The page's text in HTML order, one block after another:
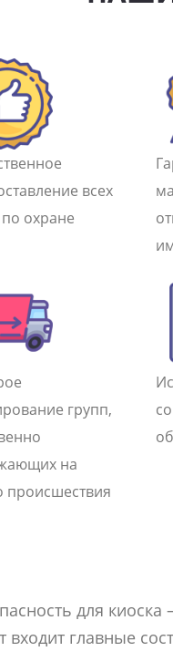
всех
по охране
групп,
на
происшествия
для
входит главные